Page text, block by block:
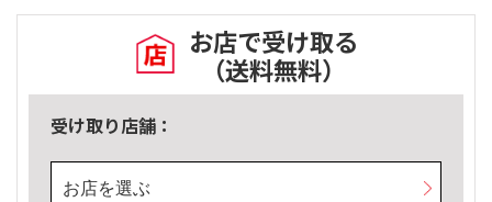
お店で受け取る
（送料無料）
受け取り店舗：
お店を選ぶ